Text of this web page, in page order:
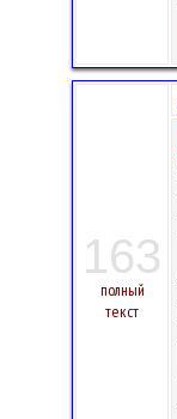
163
полный
текст